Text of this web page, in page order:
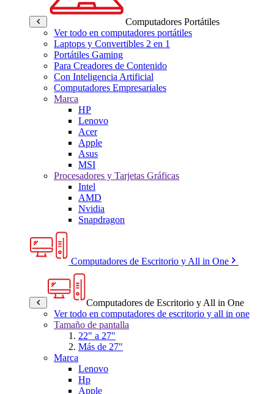
Computadores Portátiles
Ver todo en computadores portátiles
Laptops y Convertibles 2 en 1
Portátiles Gaming
Para Creadores de Contenido
Con Inteligencia Artificial
Computadores Empresariales
Marca
HP
Lenovo
Acer
Apple
Asus
MSI
Procesadores y Tarjetas Gráficas
Intel
AMD
Nvidia
Snapdragon
Computadores de Escritorio y All in One
Computadores de Escritorio y All in One
Ver todo en computadores de escritorio y all in one
Tamaño de pantalla
22" a 27"
Más de 27"
Marca
Lenovo
Hp
Apple